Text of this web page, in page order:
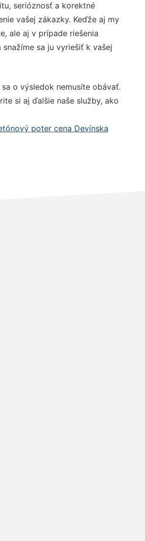
serióznosť a korektné
vašej zákazky. Keďže aj my
ale aj v prípade riešenia
sa ju vyriešiť k vašej
sa o výsledok nemusíte obávať.
si aj ďalšie naše služby, ako
poter cena Devínska